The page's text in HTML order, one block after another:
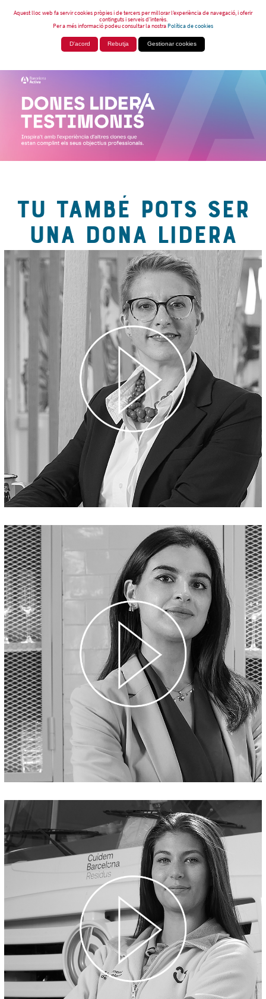
Aquest lloc web fa servir cookies pròpies i de tercers per millorar l’experiència de navegació, i oferir
continguts i serveis d’interès.
Per a més informació podeu consultar la nostraPolítica de cookies
D'acord Rebutja Gestionar cookies
TU TAMBÉ POTS SER
UNA DONA LIDERA